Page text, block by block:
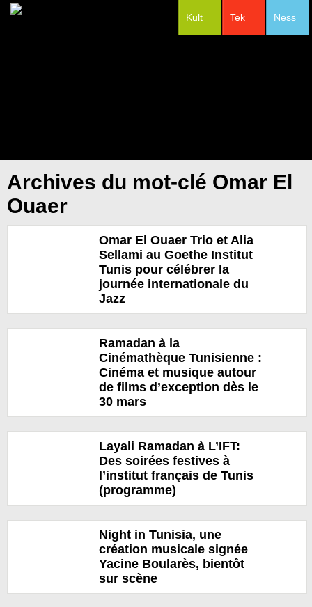
Ness
Tek
Kult
Archives du mot-clé Omar El
Ouaer
Omar El Ouaer Trio et Alia
Sellami au Goethe Institut
Tunis pour célébrer la
journée internationale du
Jazz
Ramadan à la
Cinémathèque Tunisienne :
Cinéma et musique autour
de films d’exception dès le
30 mars
Layali Ramadan à L’IFT:
Des soirées festives à
l’institut français de Tunis
(programme)
Night in Tunisia, une
création musicale signée
Yacine Boularès, bientôt
sur scène